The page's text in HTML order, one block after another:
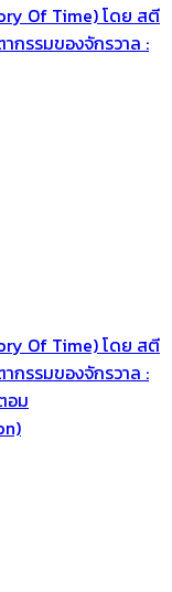
Of Time) โดย สตี
กรรมของจักรวาล :
Of Time) โดย สตี
กรรมของจักรวาล :
อม